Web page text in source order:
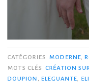
CATÉGORIES MODERNE,
MOTS CLÉS CRÉATION
DOUPION , ELEGUANTE,